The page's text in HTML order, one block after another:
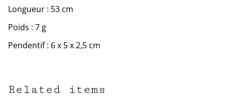
Longueur : 53 cm
Poids : 7 g
Pendentif : 6 x 5 x 2,5 cm
Related items